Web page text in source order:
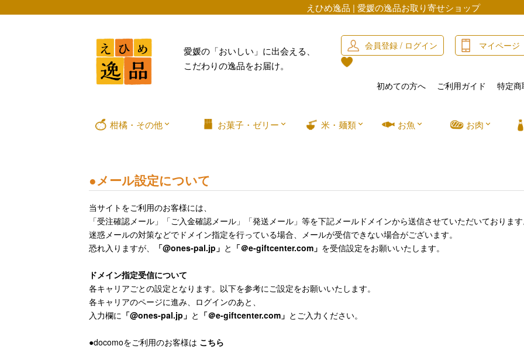
えひめ逸品 | 愛媛の逸品お取り寄せショップ
愛媛の「おいしい」に出会える、
こだわりの逸品をお届け。
会員登録 / ログイン マイページ
初めての方へ ご利用ガイド 特定商
柑橘・その他 お菓子・ゼリー 米・麺類 お魚 お肉
●メール設定について
当サイトをご利用のお客様には、
「受注確認メール」「ご入金確認メール」「発送メール」等を下記メールドメインから送信させていただいております
迷惑メールの対策などでドメイン指定を行っている場合、メールが受信できない場合がございます。
恐れ入りますが、
「@ones-pal.jp」 と 「＠e-giftcenter.com」 を受信設定をお願いいたします。
ドメイン指定受信について
各キャリアごとの設定となります。以下を参考にご設定をお願いいたします。
各キャリアのページに進み、ログインのあと、
入力欄に 「@ones-pal.jp」 と 「＠e-giftcenter.com」 とご入力ください。
●docomoをご利用のお客様は こちら